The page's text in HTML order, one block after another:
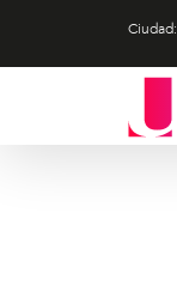
Ciudad: